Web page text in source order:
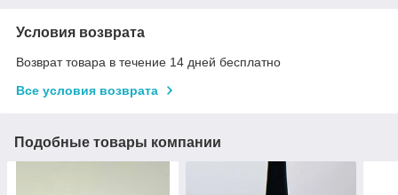
Условия возврата
Возврат товара в течение 14 дней бесплатно
Все условия возврата
Подобные товары компании